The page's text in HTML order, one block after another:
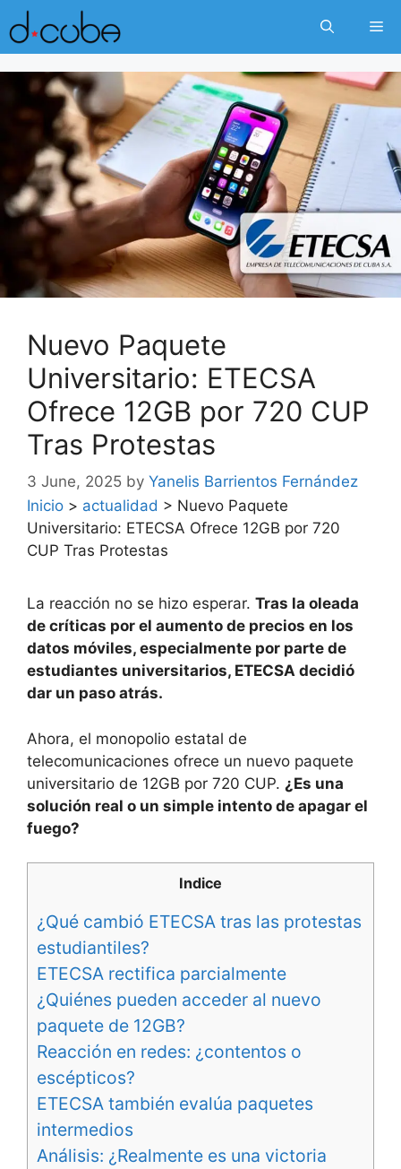
Skip
to
content
Nuevo Paquete
Universitario: ETECSA
Ofrece 12GB por 720 CUP
Tras Protestas
3 June, 2025 by Yanelis Barrientos Fernández
Inicio > actualidad > Nuevo Paquete
Universitario: ETECSA Ofrece 12GB por 720
CUP Tras Protestas
La reacción no se hizo esperar. Tras la oleada
de críticas por el aumento de precios en los
datos móviles, especialmente por parte de
estudiantes universitarios, ETECSA decidió
dar un paso atrás.
Ahora, el monopolio estatal de
telecomunicaciones ofrece un nuevo paquete
universitario de 12GB por 720 CUP. ¿Es una
solución real o un simple intento de apagar el
fuego?
Indice
¿Qué cambió ETECSA tras las protestas
estudiantiles?
ETECSA rectifica parcialmente
¿Quiénes pueden acceder al nuevo
paquete de 12GB?
Reacción en redes: ¿contentos o
escépticos?
ETECSA también evalúa paquetes
intermedios
Análisis: ¿Realmente es una victoria